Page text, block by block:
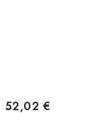
52,02 €